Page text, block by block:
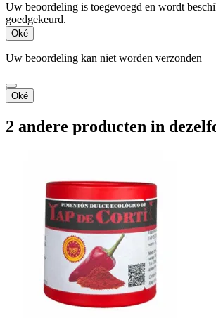
Uw beoordeling is toegevoegd en wordt
goedgekeurd.
Oké
Uw beoordeling kan niet worden verzonden
Oké
2 andere producten in